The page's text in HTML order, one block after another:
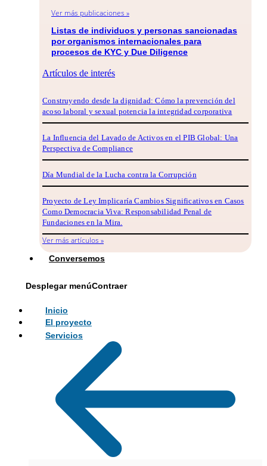
Ver más publicaciones »
Listas de individuos y personas sancionadas
por organismos internacionales para
procesos de KYC y Due Diligence
Artículos de interés
Construyendo desde la dignidad: Cómo la prevención del
acoso laboral y sexual potencia la integridad corporativa
La Influencia del Lavado de Activos en el PIB Global: Una
Perspectiva de Compliance
Día Mundial de la Lucha contra la Corrupción
Proyecto de Ley Implicaría Cambios Significativos en Casos
Como Democracia Viva: Responsabilidad Penal de
Fundaciones en la Mira.
Ver más artículos »
Conversemos
Desplegar menúContraer
Inicio
El proyecto
Servicios